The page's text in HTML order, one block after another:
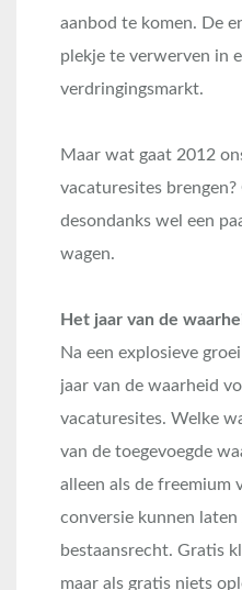
aanbod te komen. De
plekje te verwerven in
verdringingsmarkt.
Maar wat gaat 2012
vacaturesites brengen?
desondanks wel een
wagen.
Het jaar van de
Na een explosieve
jaar van de waarheid
vacaturesites. Welke
van de toegevoegde
alleen als de freemium
conversie kunnen laten
bestaansrecht. Gratis
maar als gratis niets